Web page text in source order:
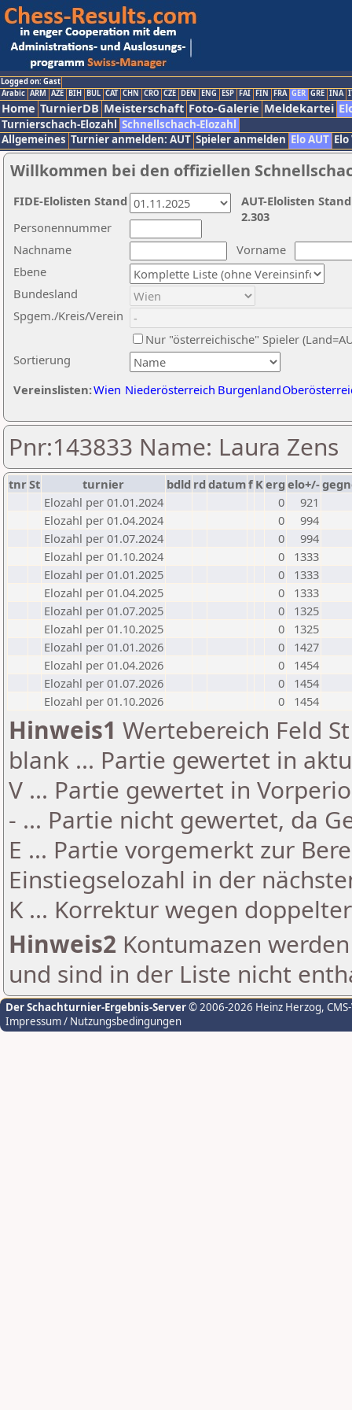
Logged on: Gast
Arabic ARM AZE BIH BUL CAT CHN CRO CZE DEN ENG ESP FAI FIN FRA GER GRE INA
Home TurnierDB Meisterschaft Foto-Galerie Meldekartei
Turnierschach-Elozahl Schnellschach-Elozahl
Allgemeines Turnier anmelden: AUT Spieler anmelden Elo AUT
Willkommen bei den offiziellen
Nachname
Vorname
Ebene
Sortierung
Personennummer
Bundesland
Spgem./Kreis/Verein
Nur "österreichische" Spieler
Vereinslisten:Wien Niederösterreich Burgenland
AUT-Elolisten
2.303
FIDE-Elolisten Stand
Pnr:143833 Name: Laura Zens
tnrSt turnier bdld rd datumf Kerg elo+/-
Elozahl per 01.01.2024
0
921
Elozahl per 01.04.2024
0
994
Elozahl per 01.07.2024
0
994
Elozahl per 01.10.2024
0
1333
Elozahl per 01.01.2025
0
1333
Elozahl per 01.04.2025
0
1333
Elozahl per 01.07.2025
0
1325
Elozahl per 01.10.2025
0
1325
Elozahl per 01.01.2026
0
1427
Elozahl per 01.04.2026
0
1454
Elozahl per 01.07.2026
0
1454
Elozahl per 01.10.2026
0 1454
Hinweis1 Wertebereich Feld
blank ... Partie gewertet in
V ... Partie gewertet in
- ... Partie nicht gewertet, da
E ... Partie vorgemerkt zur
Einstiegselozahl in der
K ... Korrektur wegen
Hinweis2 Kontumazen
und sind in der Liste nicht
Der Schachturnier-Ergebnis-Server© 2006-2026 Heinz Herzog,
Impressum / Nutzungsbedingungen